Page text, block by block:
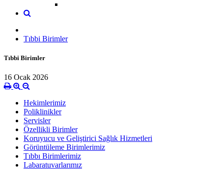
Tıbbi Birimler
Tıbbi Birimler
16 Ocak 2026
Hekimlerimiz
Poliklinikler
Servisler
Özellikli Birimler
Koruyucu ve Geliştirici Sağlık Hizmetleri
Görüntüleme Birimlerimiz
Tıbbı Birimlerimiz
Labaratuvarlarımız